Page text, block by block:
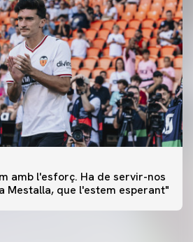
amb l'esforç. Ha de servir-nos
Mestalla, que l'estem esperant"